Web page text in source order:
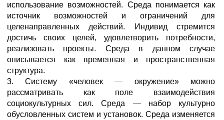
использование возможностей. Среда понимается как
источник возможностей и ограничений для
целенаправленных действий. Индивид стремится
достичь своих целей, удовлетворить потребности,
реализовать проекты. Среда в данном случае
описывается как временная и пространственная
структура.
3. Систему «человек — окружение» можно
рассматривать как поле взаимодействия
социокультурных сил. Среда — набор культурно
обусловленных систем и установок. Среда изменяется